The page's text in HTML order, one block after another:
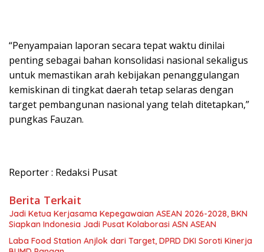
“Penyampaian laporan secara tepat waktu dinilai
penting sebagai bahan konsolidasi nasional sekaligus
untuk memastikan arah kebijakan penanggulangan
kemiskinan di tingkat daerah tetap selaras dengan
target pembangunan nasional yang telah ditetapkan,”
pungkas Fauzan.
Reporter : Redaksi Pusat
Berita Terkait
Jadi Ketua Kerjasama Kepegawaian ASEAN 2026-2028, BKN
Siapkan Indonesia Jadi Pusat Kolaborasi ASN ASEAN
Laba Food Station Anjlok dari Target, DPRD DKI Soroti Kinerja